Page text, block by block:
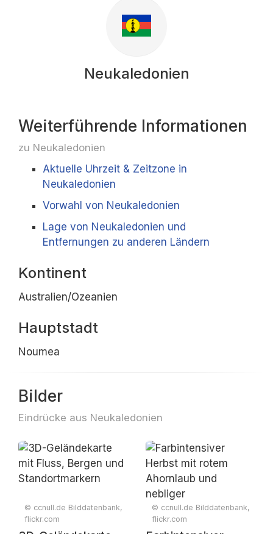
Neukaledonien
Weiterführende Informationen
zu Neukaledonien
Aktuelle Uhrzeit & Zeitzone in
Neukaledonien
Vorwahl von Neukaledonien
Lage von Neukaledonien und
Entfernungen zu anderen Ländern
Kontinent
Australien/Ozeanien
Hauptstadt
Noumea
Bilder
Eindrücke aus Neukaledonien
© ccnull.de Bilddatenbank,
flickr.com
© ccnull.de Bilddatenbank,
flickr.com